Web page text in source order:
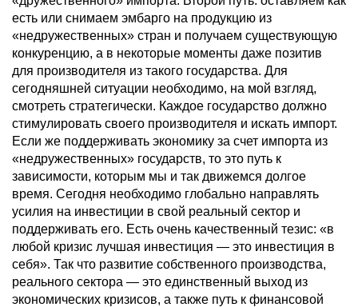
есть или снимаем эмбарго на продукцию из
«недружественных» стран и получаем существующую
конкуренцию, а в некоторые моменты даже позитив
для производителя из такого государства. Для
сегодняшней ситуации необходимо, на мой взгляд,
смотреть стратегически. Каждое государство должно
стимулировать своего производителя и искать импорт.
Если же поддерживать экономику за счет импорта из
«недружественных» государств, то это путь к
зависимости, которым мы и так движемся долгое
время. Сегодня необходимо глобально направлять
усилия на инвестиции в свой реальный сектор и
поддерживать его. Есть очень качественный тезис: «в
любой кризис лучшая инвестиция — это инвестиция в
себя». Так что развитие собственного производства,
реального сектора — это единственный выход из
экономических кризисов, а также путь к финансовой